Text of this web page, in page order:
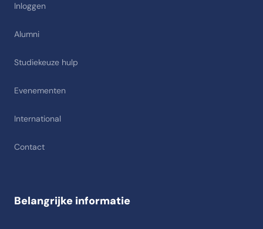
Inloggen
Alumni
Studiekeuze hulp
Evenementen
International
Contact
Belangrijke informatie